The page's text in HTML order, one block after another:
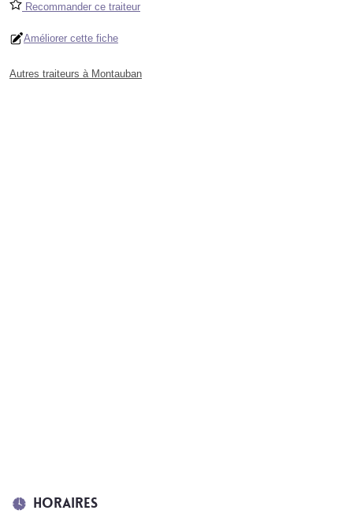
Recommander ce traiteur
Améliorer cette fiche
Autres traiteurs à Montauban
Horaires